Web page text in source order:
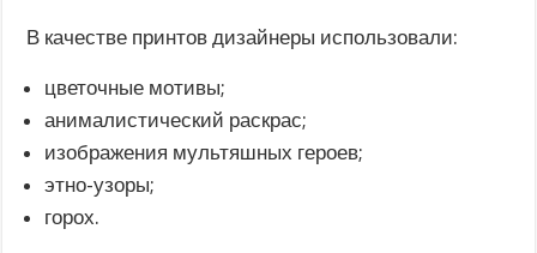
В качестве принтов дизайнеры использовали:
цветочные мотивы;
анималистический раскрас;
изображения мультяшных героев;
этно-узоры;
горох.